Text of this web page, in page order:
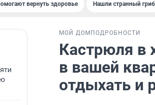
вернуть здоровье Нашли странный гриб
МОЙ ДОМ ПОДРОБНОСТИ
Кастрюля в
в вашей
отдыхать и